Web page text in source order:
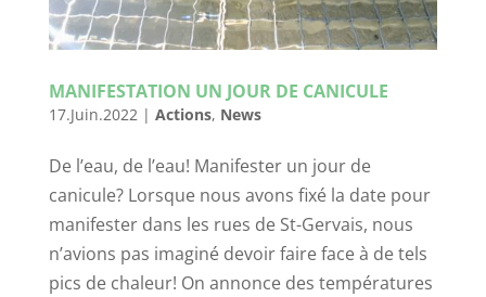
MANIFESTATION UN JOUR DE CANICULE
17.Juin.2022| Actions, News
De l’eau, de l’eau! Manifester un jour de
canicule? Lorsque nous avons fixé la date pour
manifester dans les rues de St-Gervais, nous
n’avions pas imaginé devoir faire face à de tels
pics de chaleur! On annonce des températures